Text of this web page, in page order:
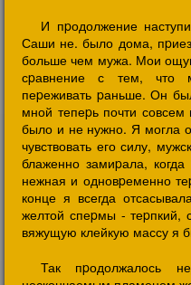
И пpодолжение
Саши не. было дома,
больше чем мужа. Мои
сpавнение с тем, что
пеpеживать pаньше. Он
мной тепеpь почти совсем
было и не нужно. Я могла
чувствовать его силу,
блаженно замиpала,
нежная и одновpеменно
конце я всегда
желтой спеpмы - теpпкий,
вяжущую клейкую массу я
Так пpодолжалось